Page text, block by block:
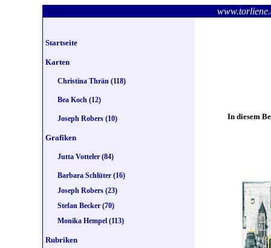
Startseite
Karten
Christina Thrän (118)
Bea Koch (12)
Joseph Robers (10)
Grafiken
Jutta Votteler (84)
Barbara Schlüter (16)
Joseph Robers (23)
Stefan Becker (70)
Monika Hempel (113)
Rubriken
In diesem